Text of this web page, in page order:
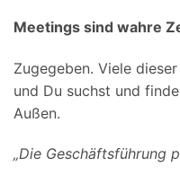
Meetings sind wahre
Zugegeben. Viele
und Du suchst und
Außen.
„Die Geschäftsführung